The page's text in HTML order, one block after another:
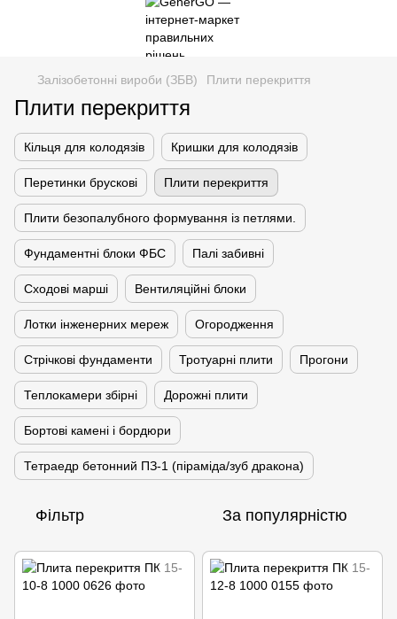
Залізобетонні вироби (ЗБВ) Плити перекриття
Плити перекриття
Кільця для колодязів Кришки для колодязів
Перетинки брускові Плити перекриття
Плити безопалубного формування із петлями.
Фундаментні блоки ФБС Палі забивні
Сходові марші Вентиляційні блоки
Лотки інженерних мереж Огородження
Стрічкові фундаменти Тротуарні плити Прогони
Теплокамери збірні Дорожні плити
Бортові камені і бордюри
Тетраедр бетонний ПЗ-1 (піраміда/зуб дракона)
Фільтр За популярністю